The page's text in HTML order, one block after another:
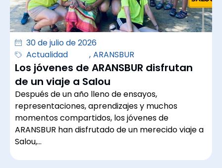
30 de julio de 2026
Actualidad
, ARANSBUR
Los jóvenes de ARANSBUR disfrutan
de un viaje a Salou
Después de un año lleno de ensayos,
representaciones, aprendizajes y muchos
momentos compartidos, los jóvenes de
ARANSBUR han disfrutado de un merecido viaje a
Salou,…